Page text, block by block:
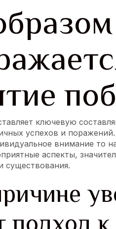
ключевую
успехов и
внимание то
аспекты,
существования.
подход к